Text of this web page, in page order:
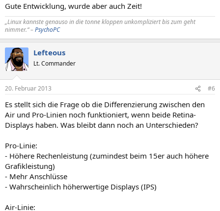
Gute Entwicklung, wurde aber auch Zeit!
„Linux kannste genauso in die tonne kloppen unkompliziert bis zum geht
nimmer.“ –PsychoPC
Lefteous
Lt. Commander
20. Februar 2013 #6
Es stellt sich die Frage ob die Differenzierung zwischen den
Air und Pro-Linien noch funktioniert, wenn beide Retina-
Displays haben. Was bleibt dann noch an Unterschieden?
Pro-Linie:
- Höhere Rechenleistung (zumindest beim 15er auch höhere
Grafikleistung)
- Mehr Anschlüsse
- Wahrscheinlich höherwertige Displays (IPS)
Air-Linie: